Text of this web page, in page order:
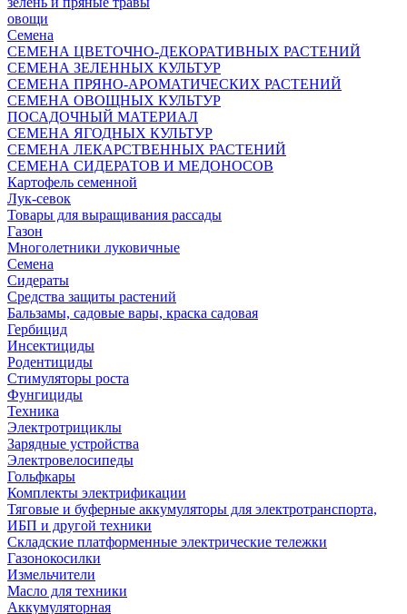
овощи
Семена
СЕМЕНА ЦВЕТОЧНО-ДЕКОРАТИВНЫХ РАСТЕНИЙ
СЕМЕНА ЗЕЛЕННЫХ КУЛЬТУР
СЕМЕНА ПРЯНО-АРОМАТИЧЕСКИХ РАСТЕНИЙ
СЕМЕНА ОВОЩНЫХ КУЛЬТУР
ПОСАДОЧНЫЙ МАТЕРИАЛ
СЕМЕНА ЯГОДНЫХ КУЛЬТУР
СЕМЕНА ЛЕКАРСТВЕННЫХ РАСТЕНИЙ
СЕМЕНА СИДЕРАТОВ И МЕДОНОСОВ
Картофель семенной
Лук-севок
Товары для выращивания рассады
Газон
Многолетники луковичные
Семена
Сидераты
Средства защиты растений
Бальзамы, садовые вары, краска садовая
Гербицид
Инсектициды
Родентициды
Стимуляторы роста
Фунгициды
Техника
Электротрициклы
Зарядные устройства
Электровелосипеды
Гольфкары
Комплекты электрификации
Тяговые и буферные аккумуляторы для электротранспорта,
ИБП и другой техники
Складские платформенные электрические тележки
Газонокосилки
Измельчители
Масло для техники
Аккумуляторная